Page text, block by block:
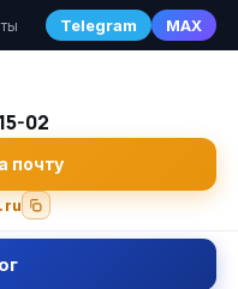
Telegram MAX
02
почту